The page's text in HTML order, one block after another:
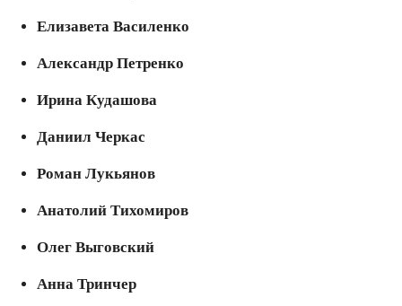
Елизавета Василенко
Александр Петренко
Ирина Кудашова
Даниил Черкас
Роман Лукьянов
Анатолий Тихомиров
Олег Выговский
Анна Тринчер